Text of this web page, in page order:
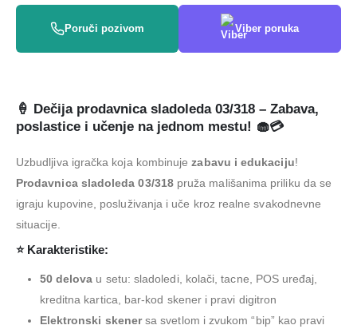
Poruči pozivom Viber poruka
🍦 Dečija prodavnica sladoleda 03/318 – Zabava,
poslastice i učenje na jednom mestu! 🧁💳
Uzbudljiva igračka koja kombinujezabavu i edukaciju!
Prodavnica sladoleda 03/318pruža mališanima priliku da se
igraju kupovine, posluživanja i uče kroz realne svakodnevne
situacije.
⭐ Karakteristike:
50 delova u setu: sladoledi, kolači, tacne, POS uređaj,
kreditna kartica, bar-kod skener i pravi digitron
Elektronski skenersa svetlom i zvukom “bip” kao pravi